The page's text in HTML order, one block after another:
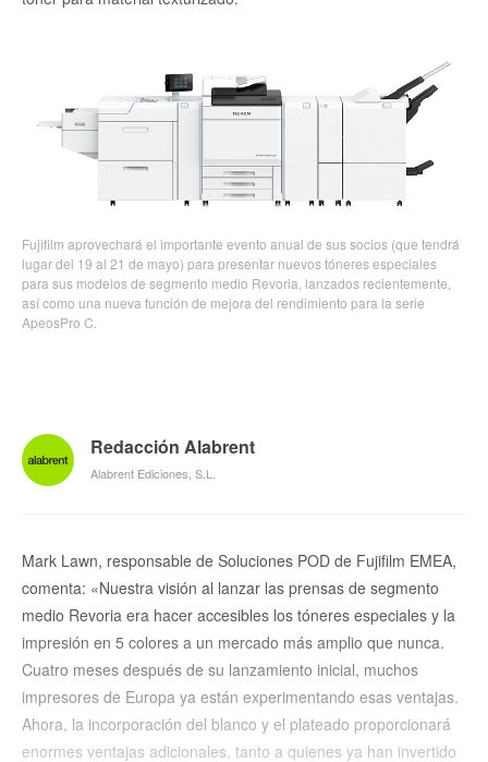
Fujifilm aprovechará el importante evento anual de sus socios (que tendrá
lugar del 19 al 21 de mayo) para presentar nuevos tóneres especiales
para sus modelos de segmento medio Revoria, lanzados recientemente,
así como una nueva función de mejora del rendimiento para la serie
ApeosPro C.
Redacción Alabrent
Alabrent Ediciones, S.L.
Mark Lawn, responsable de Soluciones POD de Fujifilm EMEA,
comenta: «Nuestra visión al lanzar las prensas de segmento
medio Revoria era hacer accesibles los tóneres especiales y la
impresión en 5 colores a un mercado más amplio que nunca.
Cuatro meses después de su lanzamiento inicial, muchos
impresores de Europa ya están experimentando esas ventajas.
Ahora, la incorporación del blanco y el plateado proporcionará
enormes ventajas adicionales, tanto a quienes ya han invertido